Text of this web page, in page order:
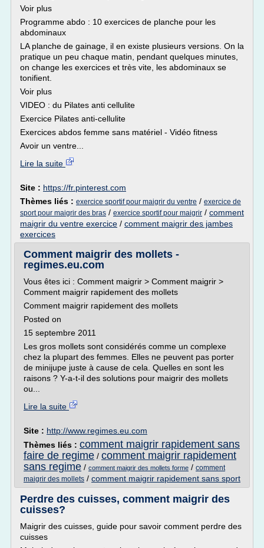
Voir plus
Programme abdo : 10 exercices de planche pour les
abdominaux
LA planche de gainage, il en existe plusieurs versions. On la
pratique un peu chaque matin, pendant quelques minutes,
on change les exercices et très vite, les abdominaux se
tonifient.
Voir plus
VIDEO : du Pilates anti cellulite
Exercice Pilates anti-cellulite
Exercices abdos femme sans matériel - Vidéo fitness
Avoir un ventre...
Lire la suite
Site : https://fr.pinterest.com
Thèmes liés : exercice sportif pour maigrir du ventre / exercice de
sport pour maigrir des bras / exercice sportif pour maigrir / comment
maigrir du ventre exercice / comment maigrir des jambes
exercices
Comment maigrir des mollets -
regimes.eu.com
Vous êtes ici : Comment maigrir > Comment maigrir >
Comment maigrir rapidement des mollets
Comment maigrir rapidement des mollets
Posted on
15 septembre 2011
Les gros mollets sont considérés comme un complexe
chez la plupart des femmes. Elles ne peuvent pas porter
de minijupe juste à cause de cela. Quelles en sont les
raisons ? Y-a-t-il des solutions pour maigrir des mollets
ou...
Lire la suite
Site : http://www.regimes.eu.com
Thèmes liés : comment maigrir rapidement sans
faire de regime / comment maigrir rapidement
sans regime / comment maigrir des mollets forme / comment
maigrir des mollets / comment maigrir rapidement sans sport
Perdre des cuisses, comment maigrir des
cuisses?
Maigrir des cuisses, guide pour savoir comment perdre des
cuisses